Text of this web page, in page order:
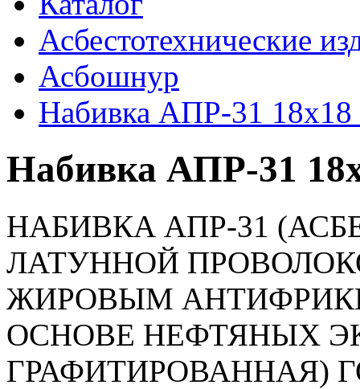
Асбестотехнические
Асбошнур
Набивка АПР-31
Набивка АПР-31
НАБИВКА АПР-31
ЛАТУННОЙ
ЖИРОВЫМ
ОСНОВЕ НЕФТЯНЫХ
ГРАФИТИРОВАННАЯ)